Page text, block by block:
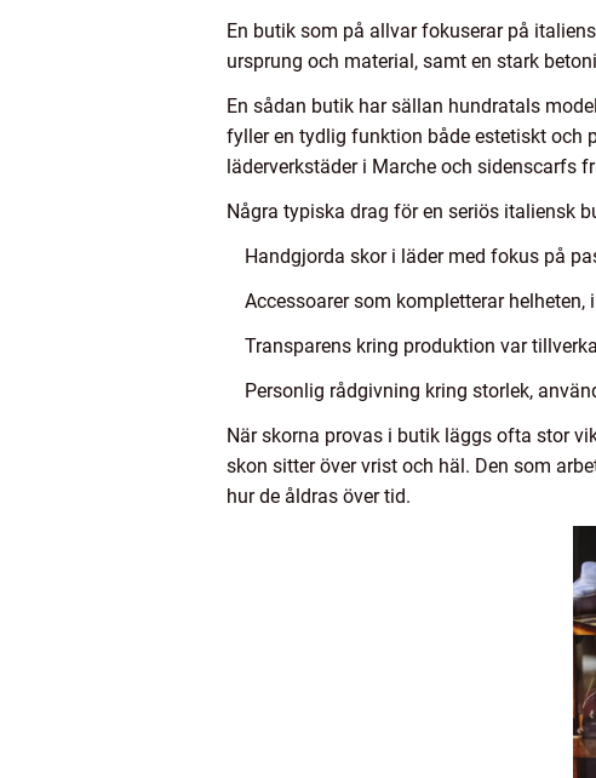
En butik som på allvar fokuserar på
ursprung och material, samt en stark
En sådan butik har sällan hundratals
fyller en tydlig funktion både estetiskt och
läderverkstäder i Marche och sidenscarfs
Några typiska drag för en seriös italiensk
Handgjorda skor i läder med fokus på
Accessoarer som kompletterar
Transparens kring produktion var
Personlig rådgivning kring storlek,
När skorna provas i butik läggs ofta stor
skon sitter över vrist och häl. Den som
hur de åldras över tid.